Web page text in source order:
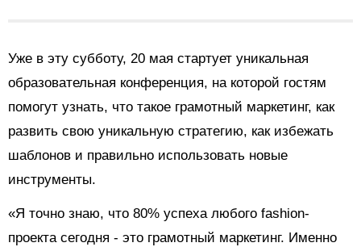
Уже в эту субботу, 20 мая стартует уникальная
образовательная конференция, на которой гостям
помогут узнать, что такое грамотный маркетинг, как
развить свою уникальную стратегию, как избежать
шаблонов и правильно использовать новые
инструменты.
«Я точно знаю, что 80% успеха любого fashion-
проекта сегодня - это грамотный маркетинг. Именно